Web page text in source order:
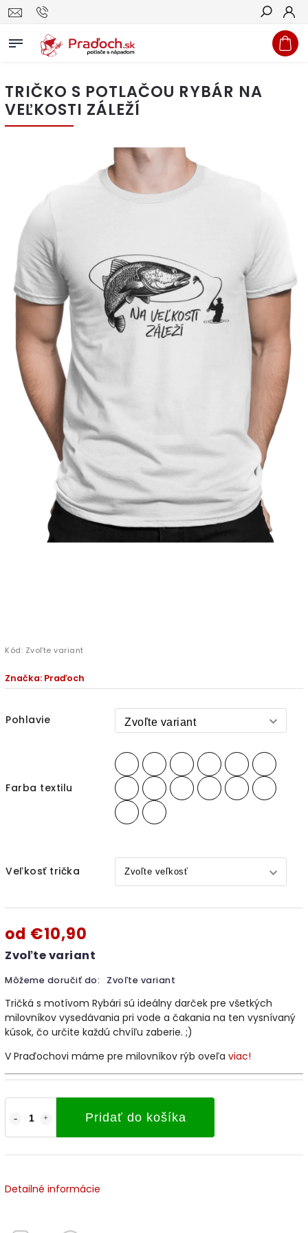
Hľadať
TRIČKO S POTLAČOU RYBÁR NA
VEĽKOSTI ZÁLEŽÍ
Kód: Zvoľte variant
Značka: Praďoch
Pohlavie
Farba textilu
Veľkosť trička
od €10,90
Zvoľte variant
Môžeme doručiť do: Zvoľte variant
Pridať do košíka
Tričká s motívom Rybári sú ideálny darček pre všetkých
milovníkov vysedávania pri vode a čakania na ten vysnívaný
kúsok, čo určite každú chvíľu zaberie. ;)
V Praďochovi máme pre milovníkov rýb oveľa viac!
Detailné informácie